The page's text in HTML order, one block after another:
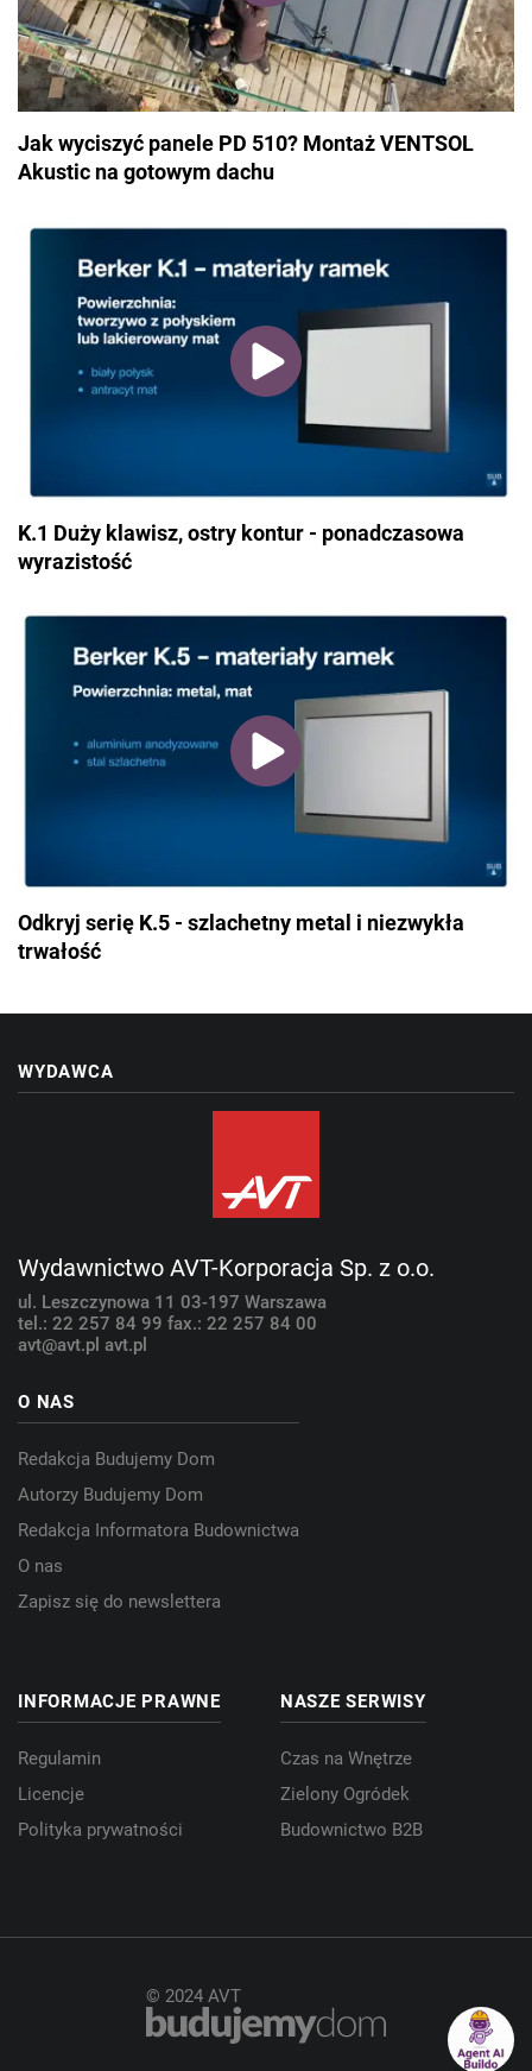
Jak wyciszyć panele PD 510? Montaż VENTSOL
Akustic na gotowym dachu
K.1 Duży klawisz, ostry kontur - ponadczasowa
wyrazistość
Odkryj serię K.5 - szlachetny metal i niezwykła
trwałość
WYDAWCA
Wydawnictwo AVT-Korporacja Sp. z o.o.
ul. Leszczynowa 11 03-197 Warszawa
tel.: 22 257 84 99 fax.: 22 257 84 00
avt@avt.pl avt.pl
O NAS
Redakcja Budujemy Dom
Autorzy Budujemy Dom
Redakcja Informatora Budownictwa
O nas
Zapisz się do newslettera
INFORMACJE PRAWNE
Regulamin
Licencje
Polityka prywatności
NASZE SERWISY
Czas na Wnętrze
Zielony Ogródek
Budownictwo B2B
© 2024 AVT